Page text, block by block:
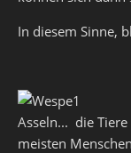
In diesem Sinne,
Asseln... die
meisten